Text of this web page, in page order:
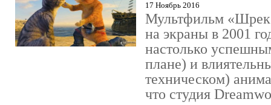
17 Ноябрь 2016
Мультфильм
на экраны в 2001
настолько
плане) и
техническом)
что студия